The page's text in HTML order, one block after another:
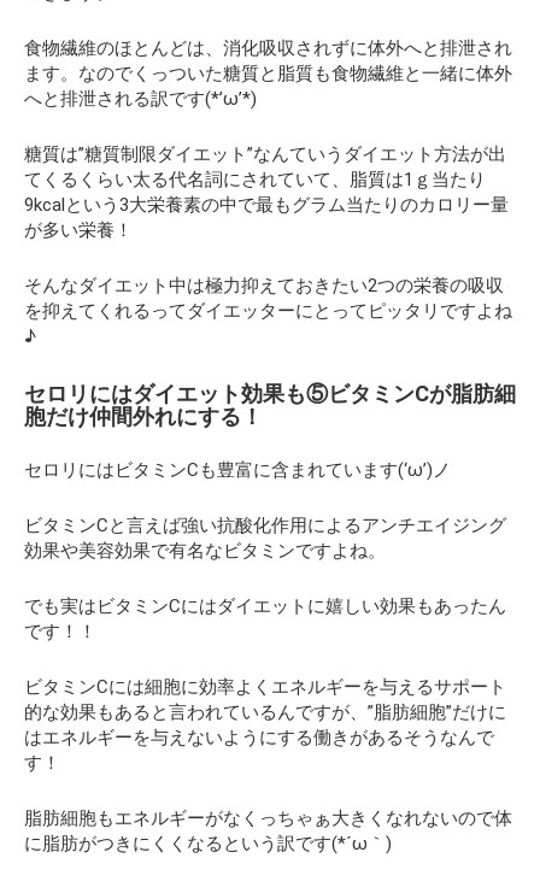
食物繊維のほとんどは、消化吸収されずに体外へと排泄され
ます。なのでくっついた糖質と脂質も食物繊維と一緒に体外
へと排泄される訳です(*’ω’*)
糖質は”糖質制限ダイエット”なんていうダイエット方法が出
てくるくらい太る代名詞にされていて、脂質は1ｇ当たり
9kcalという3大栄養素の中で最もグラム当たりのカロリー量
が多い栄養！
そんなダイエット中は極力抑えておきたい2つの栄養の吸収
を抑えてくれるってダイエッターにとってピッタリですよね
♪
セロリにはダイエット効果も⑤ビタミンCが脂肪細
胞だけ仲間外れにする！
セロリにはビタミンCも豊富に含まれています(‘ω’)ノ
ビタミンCと言えば強い抗酸化作用によるアンチエイジング
効果や美容効果で有名なビタミンですよね。
でも実はビタミンCにはダイエットに嬉しい効果もあったん
です！！
ビタミンCには細胞に効率よくエネルギーを与えるサポート
的な効果もあると言われているんですが、”脂肪細胞”だけに
はエネルギーを与えないようにする働きがあるそうなんで
す！
脂肪細胞もエネルギーがなくっちゃぁ大きくなれないので体
に脂肪がつきにくくなるという訳です(*´ω｀)